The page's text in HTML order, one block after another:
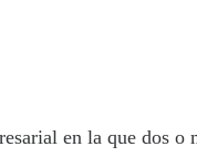
en la que dos o